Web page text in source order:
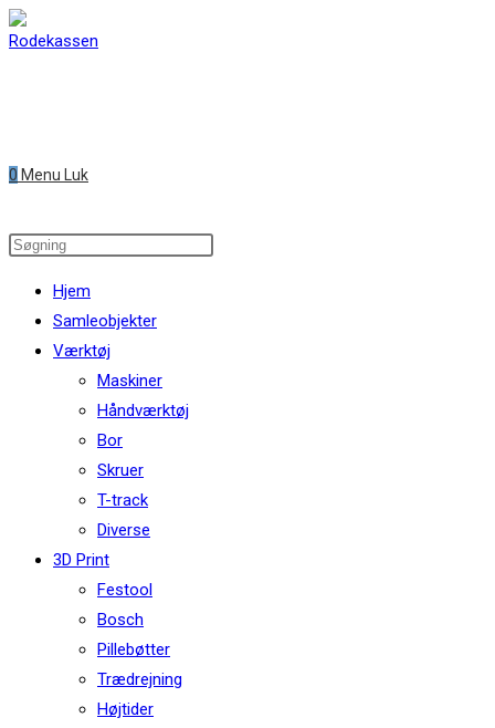
Skip
to
0 Menu Luk
Search
website
Hjem
Samleobjekter
Værktøj
Maskiner
Håndværktøj
Bor
Skruer
T-track
Diverse
3D Print
Festool
Bosch
Pillebøtter
Trædrejning
Højtider